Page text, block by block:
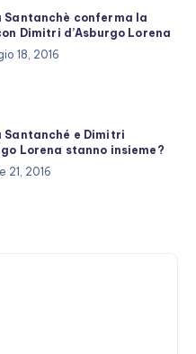
Santanchè conferma la
Dimitri d’Asburgo Lorena
18, 2016
Santanché e Dimitri
Lorena stanno insieme?
21, 2016